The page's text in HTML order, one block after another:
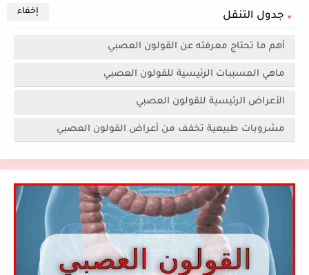
جدول التنقل
أهم ما تحتاج معرفته عن القولون العصبي
ماهي المسببات الرئيسية للقولون العصبي
الأعراض الرئيسية للقولون العصبي
مشروبات طبيعية تخفف من أعراض القولون العصبي